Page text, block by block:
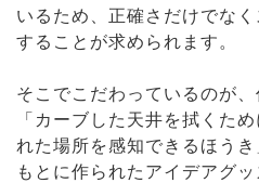
いるため、正確さだけでな
することが求められます。
そこでこだわっているのが、
「カーブした天井を拭くた
れた場所を感知できるほう
もとに作られたアイデアグ